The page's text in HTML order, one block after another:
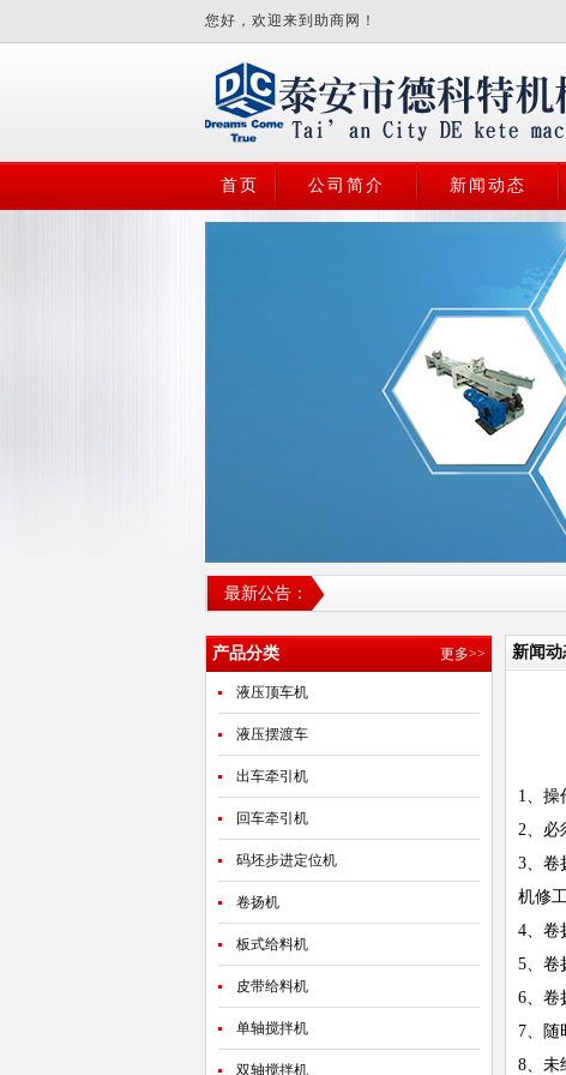
您好，欢迎来到助商网！
首页 公司简介 新闻动态
最新公告：
产品分类 更多>>
液压顶车机
液压摆渡车
出车牵引机
回车牵引机
码坯步进定位机
卷扬机
板式给料机
皮带给料机
单轴搅拌机
双轴搅拌机
新闻动
1、操
2、必
3、卷
机修
4、卷
5、卷
6、卷
7、随
8、未